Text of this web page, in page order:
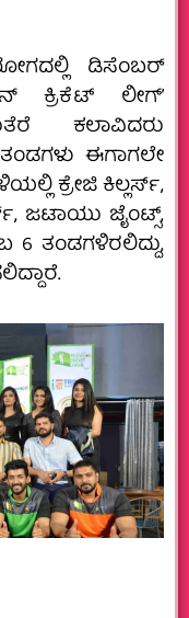
ಡಿಸೆಂಬರ್
ಕ್ರಿಕೆಟ್ ಲೀಗ್’
ಕಲಾವಿದರು
ಈಗಾಗಲೇ
ಕ್ರೇಜಿ ಕಿಲ್ಲರ್ಸ್,
ಜಟಾಯು ಜೈಂಟ್ಸ್,
6 ತಂಡಗಳಿರಲಿದ್ದು,